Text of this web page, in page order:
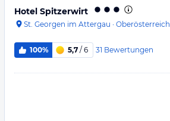
Hotel Spitzerwirt
St. Georgen im Attergau · Oberösterreich
100% 5,7 / 6 31 Bewertungen